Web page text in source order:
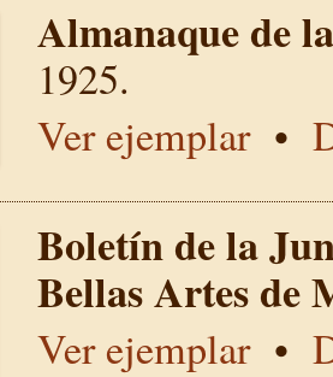
Almanaque de
1925.
Ver ejemplar•
Boletín de la
Bellas Artes
Ver ejemplar•